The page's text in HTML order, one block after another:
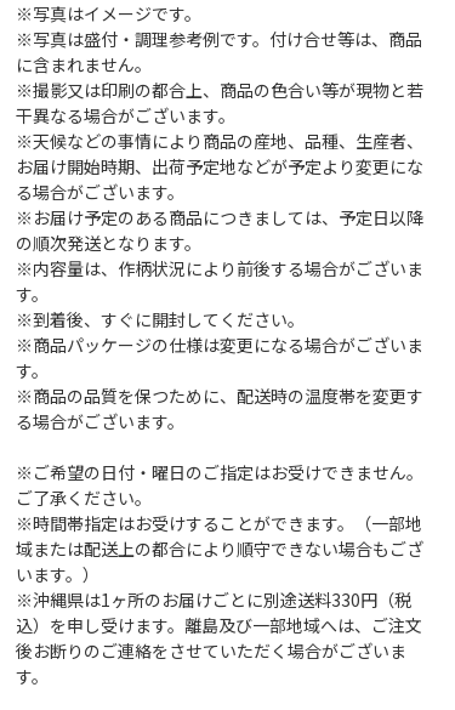
※写真はイメージです。
※写真は盛付・調理参考例です。付け合せ等は、商品
に含まれません。
※撮影又は印刷の都合上、商品の色合い等が現物と若
干異なる場合がございます。
※天候などの事情により商品の産地、品種、生産者、
お届け開始時期、出荷予定地などが予定より変更にな
る場合がございます。
※お届け予定のある商品につきましては、予定日以降
の順次発送となります。
※内容量は、作柄状況により前後する場合がございま
す。
※到着後、すぐに開封してください。
※商品パッケージの仕様は変更になる場合がございま
す。
※商品の品質を保つために、配送時の温度帯を変更す
る場合がございます。
※ご希望の日付・曜日のご指定はお受けできません。
ご了承ください。
※時間帯指定はお受けすることができます。（一部地
域または配送上の都合により順守できない場合もござ
います。）
※沖縄県は1ヶ所のお届けごとに別途送料330円（税
込）を申し受けます。離島及び一部地域へは、ご注文
後お断りのご連絡をさせていただく場合がございま
す。